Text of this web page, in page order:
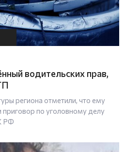
водительских прав,
региона отметили, что ему
приговор по уголовному делу
РФ